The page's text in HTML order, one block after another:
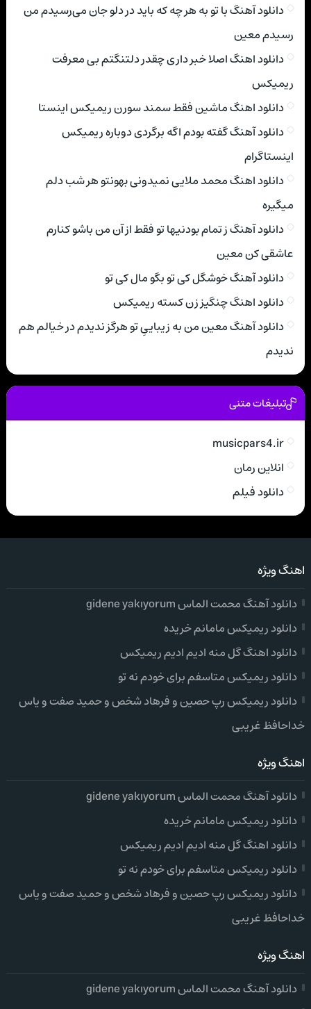
دانلود آهنگ با تو به هر چه که باید در دلو جان می‌رسیدم من
رسیدم معین
دانلود اهنگ اصلا خبر داری چقدر دلتنگتم بی معرفت
ریمیکس
دانلود اهنگ ماشین فقط سمند سورن ریمیکس اینستا
دانلود آهنگ گفته بودم اگه برگردی دوباره ریمیکس
اینستاگرام
دانلود اهنگ محمد ملایی نمیدونی بهونتو هر شب دلم
میگیره
دانلود آهنگ ز تمام بودنیها تو فقط از آن من باشو کنارم
عاشقی کن معین
دانلود آهنگ خوشگل کی تو بگو مال کی تو
دانلود اهنگ چنگیز زن کسته ریمیکس
دانلود آهنگ معین من به زیباییِ تو هرگز ندیدم در خیالم هم
ندیدم
تبلیغات متنی
musicpars4.ir
انلاین رمان
دانلود فیلم
اهنگ ویژه
دانلود آهنگ محمت الماس gidene yakıyorum
دانلود ریمیکس مامانم خریده
دانلود اهنگ گل منه ادیم ادیم ریمیکس
دانلود ریمیکس متاسفم برای خودم نه تو
دانلود ریمیکس رپ حصین و فرهاد شخص و حمید صفت و یاس
خداحافظ غریبی
اهنگ ویژه
دانلود آهنگ محمت الماس gidene yakıyorum
دانلود ریمیکس مامانم خریده
دانلود اهنگ گل منه ادیم ادیم ریمیکس
دانلود ریمیکس متاسفم برای خودم نه تو
دانلود ریمیکس رپ حصین و فرهاد شخص و حمید صفت و یاس
خداحافظ غریبی
اهنگ ویژه
دانلود آهنگ محمت الماس gidene yakıyorum